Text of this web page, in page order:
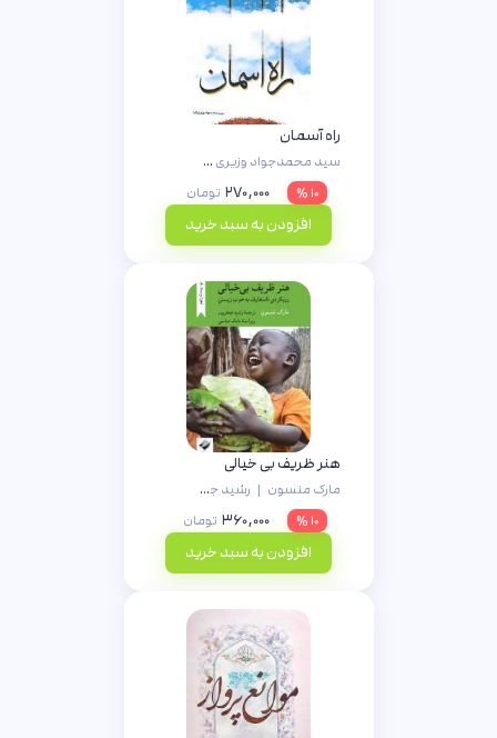
راه آسمان
سید محمدجواد وزیری فرد
۱۰ %
۲۷۰,۰۰۰ تومان
افزودن به سبد خرید
هنر ظریف بی خیالی
مارک منسون | رشید جعفرپور
۱۰ %
۳۶۰,۰۰۰ تومان
افزودن به سبد خرید